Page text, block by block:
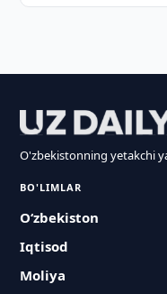
O'zbekistonning yetakchi
BO'LIMLAR
O‘zbekiston
Iqtisod
Moliya